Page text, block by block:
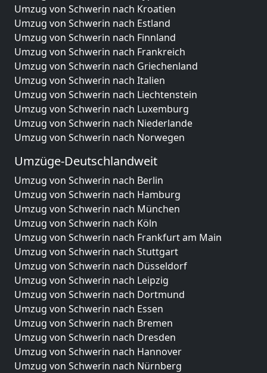
Umzug von Schwerin nach Kroatien
Umzug von Schwerin nach Estland
Umzug von Schwerin nach Finnland
Umzug von Schwerin nach Frankreich
Umzug von Schwerin nach Griechenland
Umzug von Schwerin nach Italien
Umzug von Schwerin nach Liechtenstein
Umzug von Schwerin nach Luxemburg
Umzug von Schwerin nach Niederlande
Umzug von Schwerin nach Norwegen
Umzüge-Deutschlandweit
Umzug von Schwerin nach Berlin
Umzug von Schwerin nach Hamburg
Umzug von Schwerin nach München
Umzug von Schwerin nach Köln
Umzug von Schwerin nach Frankfurt am Main
Umzug von Schwerin nach Stuttgart
Umzug von Schwerin nach Düsseldorf
Umzug von Schwerin nach Leipzig
Umzug von Schwerin nach Dortmund
Umzug von Schwerin nach Essen
Umzug von Schwerin nach Bremen
Umzug von Schwerin nach Dresden
Umzug von Schwerin nach Hannover
Umzug von Schwerin nach Nürnberg